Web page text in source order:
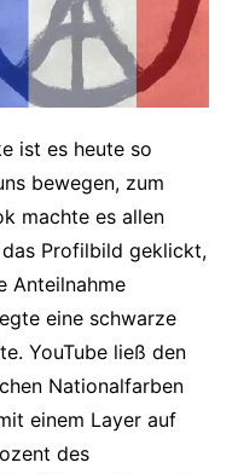
ist es heute so
bewegen, zum
machte es allen
Profilbild geklickt,
Anteilnahme
eine schwarze
YouTube ließ den
Nationalfarben
einem Layer auf
des